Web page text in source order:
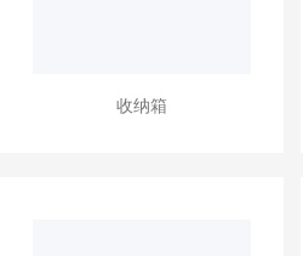
收纳箱